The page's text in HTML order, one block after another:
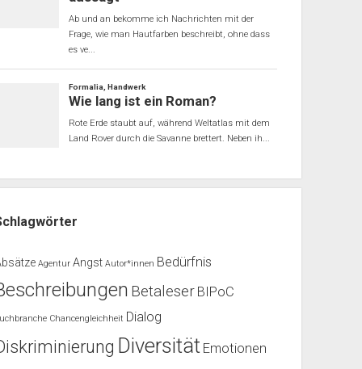
Agentur Angst Autor*innen Bedürfnis
Betaleser BIPoC
Chancengleichheit Dialog
Diversität Emotionen